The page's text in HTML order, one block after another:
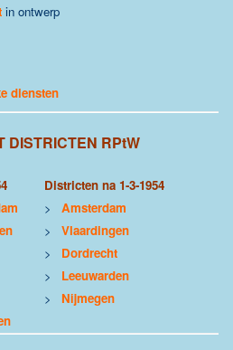
in ontwerp
diensten
DISTRICTEN RPtW
Districten na 1-3-1954
>
Amsterdam
>
Vlaardingen
>
Dordrecht
>
Leeuwarden
>
Nijmegen